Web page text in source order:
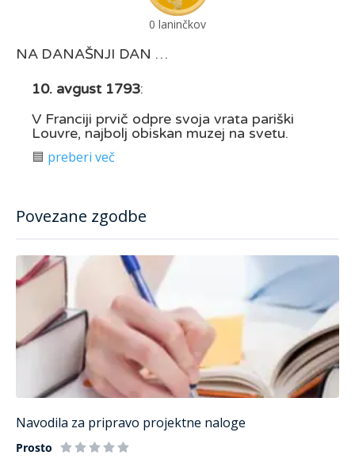
Povezane zgodbe
Navodila za pripravo projektne naloge
Prosto
0 laninčkov
NA DANAŠNJI DAN …
10. avgust 1793:
V Franciji prvič odpre svoja vrata pariški
Louvre, najbolj obiskan muzej na svetu.
🟦 preberi več